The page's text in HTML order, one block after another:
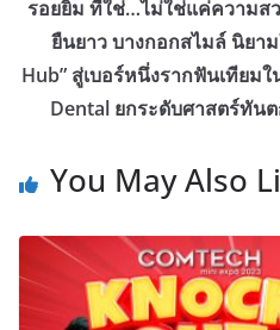
รอยยิ้ม ที่ใช่…ไม่ใช่แค่ความ
ยืนยาว บางกอกสไมล์ นิยา
Hub” สู่เบอร์หนึ่งรากฟันเทียม
Dental ยกระดับศาสตร์ทัน
You May Also